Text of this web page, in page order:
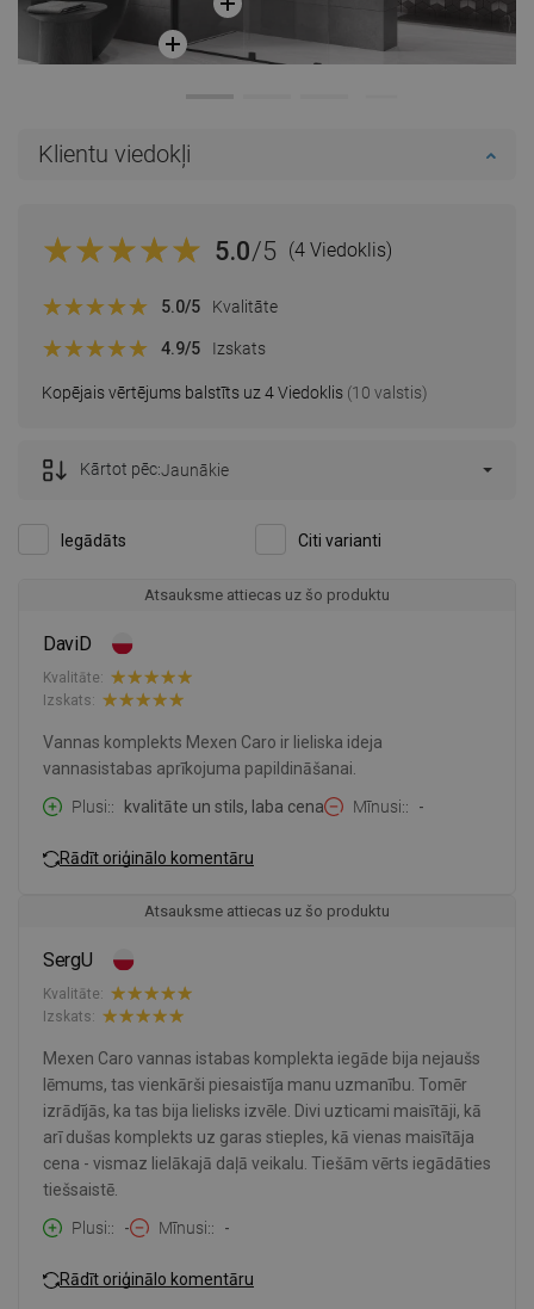
Klientu viedokļi
5.0/5 (4 Viedoklis)
Kopējais vērtējums balstīts uz 4 Viedoklis (10 valstis)
5.0/5 Kvalitāte
4.9/5 Izskats
Iegādāts Citi varianti
Kārtot pēc:Jaunākie
Atsauksme attiecas uz šo produktu
DaviD
Kvalitāte:
Izskats:
Vannas komplekts Mexen Caro ir lieliska ideja
vannasistabas aprīkojuma papildināšanai.
Plusi:
kvalitāte un stils, laba cena Mīnusi: -
Rādīt oriģinālo komentāru
Atsauksme attiecas uz šo produktu
SergU
Kvalitāte:
Izskats:
Mexen Caro vannas istabas komplekta iegāde bija nejaušs
lēmums, tas vienkārši piesaistīja manu uzmanību. Tomēr
izrādījās, ka tas bija lielisks izvēle. Divi uzticami maisītāji, kā
arī dušas komplekts uz garas stieples, kā vienas maisītāja
cena - vismaz lielākajā daļā veikalu. Tiešām vērts iegādāties
tiešsaistē.
Plusi:
- Mīnusi: -
Rādīt oriģinālo komentāru